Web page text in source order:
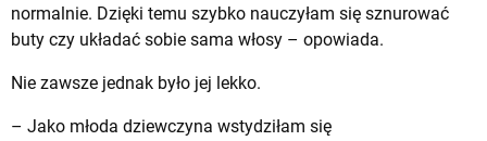
normalnie. Dzięki temu szybko nauczyłam się sznurować
buty czy układać sobie sama włosy – opowiada.
Nie zawsze jednak było jej lekko.
– Jako młoda dziewczyna wstydziłam się